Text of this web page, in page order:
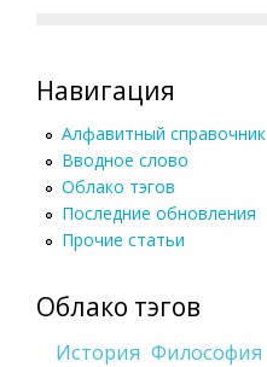
Навигация
Алфавитный справочник
Вводное слово
Облако тэгов
Последние обновления
Прочие статьи
Облако тэгов
История Философия